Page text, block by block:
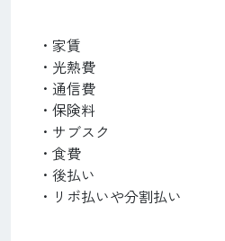
・家賃
・光熱費
・通信費
・保険料
・サブスク
・食費
・後払い
・リボ払いや分割払い